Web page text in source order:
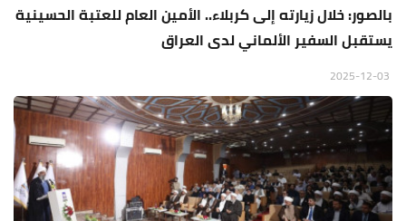
بالصور: خلال زيارته إلى كربلاء.. الأمين العام للعتبة الحسينية
يستقبل السفير الألماني لدى العراق